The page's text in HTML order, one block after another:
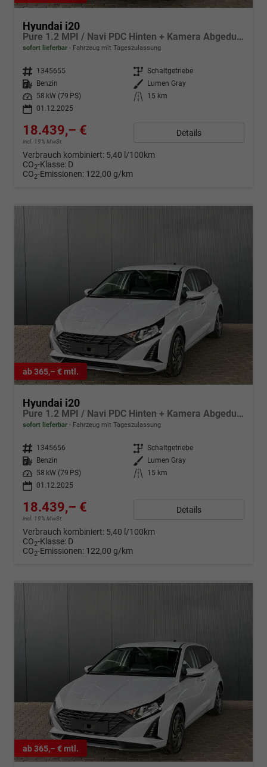
Hyundai i20
Pure 1.2 MPI / Navi PDC Hinten + Kamera Abgedunkelte Scheiben Tempomat Alu 16"
sofort lieferbar Fahrzeug mit Tageszulassung
Fahrzeugnr. 1345655 Getriebe Schaltgetriebe
Kraftstoff
Benzin Außenfarbe
Lumen Gray
Leistung
58 kW (79 PS) Kilometerstand
15 km
01.12.2025
18.439,– €
incl. 19% MwSt.
Details
Verbrauch kombiniert: 5,40 l/100km
CO2-Klasse: D
CO2-Emissionen: 122,00 g/km
ab 365,– € mtl.
Hyundai i20
Pure 1.2 MPI / Navi PDC Hinten + Kamera Abgedunkelte Scheiben Tempomat Alu 16"
sofort lieferbar Fahrzeug mit Tageszulassung
Fahrzeugnr. 1345656 Getriebe Schaltgetriebe
Kraftstoff
Benzin Außenfarbe
Lumen Gray
Leistung
58 kW (79 PS) Kilometerstand
15 km
01.12.2025
18.439,– €
incl. 19% MwSt.
Details
Verbrauch kombiniert: 5,40 l/100km
CO2-Klasse: D
CO2-Emissionen: 122,00 g/km
ab 365,– € mtl.